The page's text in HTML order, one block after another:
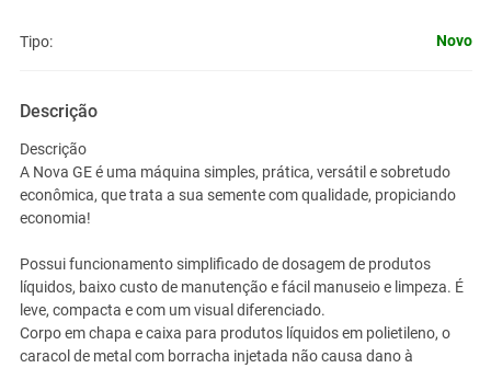
Tipo: Novo
Descrição
Descrição
A Nova GE é uma máquina simples, prática, versátil e sobretudo
econômica, que trata a sua semente com qualidade, propiciando
economia!
Possui funcionamento simplificado de dosagem de produtos
líquidos, baixo custo de manutenção e fácil manuseio e limpeza. É
leve, compacta e com um visual diferenciado.
Corpo em chapa e caixa para produtos líquidos em polietileno, o
caracol de metal com borracha injetada não causa dano à